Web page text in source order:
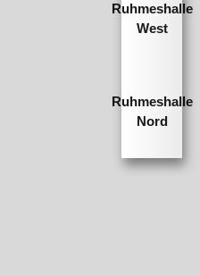
Ruhmeshalle
West
Ruhmeshalle
Nord